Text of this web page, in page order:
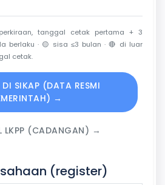
tanggal cetak pertama + 3
berlaku · 🟡 sisa ≤3 bulan · 🔴 di luar
cetak.
DI SIKAP (DATA RESMI
→
LKPP (CADANGAN) →
(register)